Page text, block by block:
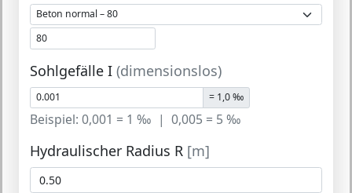
Sohlgefälle I (dimensionslos)
= 1,0 ‰
Beispiel: 0,001 = 1 ‰ | 0,005 = 5 ‰
Hydraulischer Radius R [m]